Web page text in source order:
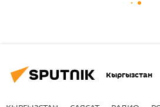
Кыргызстан